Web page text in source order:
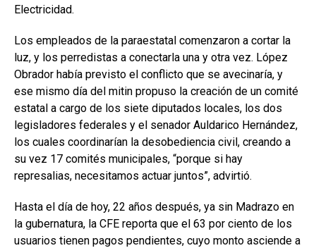
Electricidad.
Los empleados de la paraestatal comenzaron a cortar la
luz, y los perredistas a conectarla una y otra vez. López
Obrador había previsto el conflicto que se avecinaría, y
ese mismo día del mitin propuso la creación de un comité
estatal a cargo de los siete diputados locales, los dos
legisladores federales y el senador Auldarico Hernández,
los cuales coordinarían la desobediencia civil, creando a
su vez 17 comités municipales, “porque si hay
represalias, necesitamos actuar juntos”, advirtió.
Hasta el día de hoy, 22 años después, ya sin Madrazo en
la gubernatura, la CFE reporta que el 63 por ciento de los
usuarios tienen pagos pendientes, cuyo monto asciende a